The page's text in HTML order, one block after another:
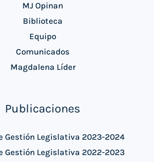
MJ Opinan
Biblioteca
Equipo
Comunicados
Magdalena Líder
Publicaciones
Gestión Legislativa 2023-2024
Gestión Legislativa 2022-2023